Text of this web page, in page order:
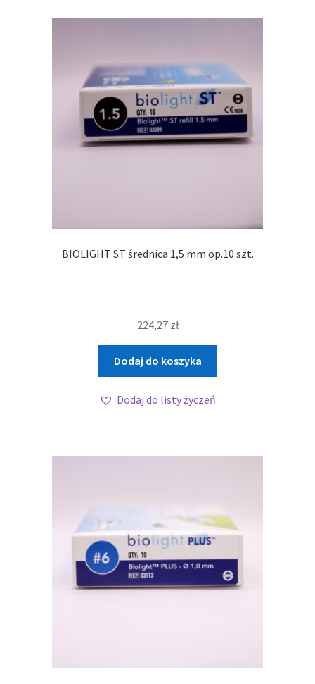
BIOLIGHT ST średnica 1,5 mm op.10 szt.
224,27 zł
Dodaj do koszyka
Dodaj do listy życzeń